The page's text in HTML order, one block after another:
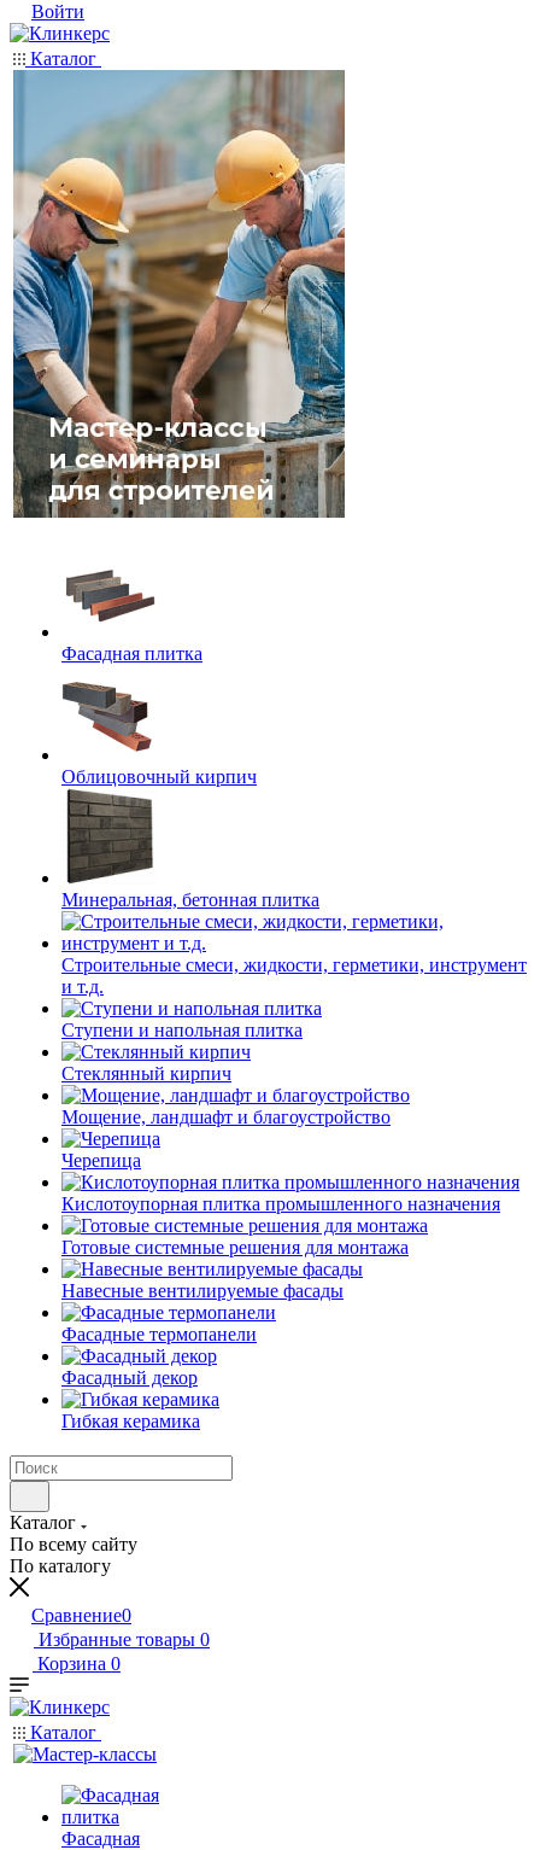
Войти
Каталог
Фасадная плитка
Облицовочный кирпич
Минеральная, бетонная плитка
Строительные смеси, жидкости, герметики, инструмент
и т.д.
Ступени и напольная плитка
Cтеклянный кирпич
Мощение, ландшафт и благоустройство
Черепица
Кислотоупорная плитка промышленного назначения
Готовые системные решения для монтажа
Навесные вентилируемые фасады
Фасадные термопанели
Фасадный декор
Гибкая керамика
Каталог
По всему сайту
По каталогу
Сравнение0
Избранные товары 0
Корзина 0
Каталог
Фасадная